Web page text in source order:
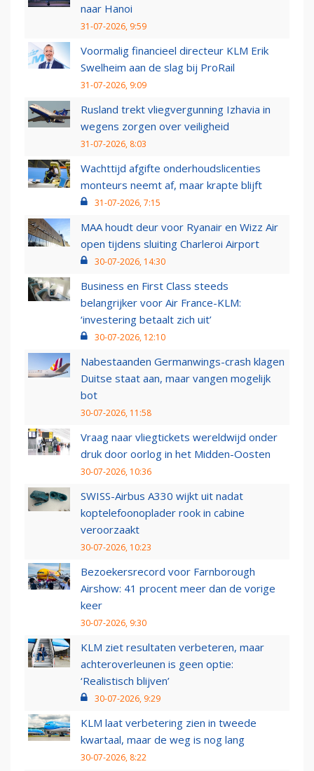
naar Hanoi
31-07-2026, 9:59
Voormalig financieel directeur KLM Erik
Swelheim aan de slag bij ProRail
31-07-2026, 9:09
Rusland trekt vliegvergunning Izhavia in
wegens zorgen over veiligheid
31-07-2026, 8:03
Wachttijd afgifte onderhoudslicenties
monteurs neemt af, maar krapte blijft
31-07-2026, 7:15
MAA houdt deur voor Ryanair en Wizz Air
open tijdens sluiting Charleroi Airport
30-07-2026, 14:30
Business en First Class steeds
belangrijker voor Air France-KLM:
‘investering betaalt zich uit’
30-07-2026, 12:10
Nabestaanden Germanwings-crash klagen
Duitse staat aan, maar vangen mogelijk
bot
30-07-2026, 11:58
Vraag naar vliegtickets wereldwijd onder
druk door oorlog in het Midden-Oosten
30-07-2026, 10:36
SWISS-Airbus A330 wijkt uit nadat
koptelefoonoplader rook in cabine
veroorzaakt
30-07-2026, 10:23
Bezoekersrecord voor Farnborough
Airshow: 41 procent meer dan de vorige
keer
30-07-2026, 9:30
KLM ziet resultaten verbeteren, maar
achteroverleunen is geen optie:
‘Realistisch blijven’
30-07-2026, 9:29
KLM laat verbetering zien in tweede
kwartaal, maar de weg is nog lang
30-07-2026, 8:22